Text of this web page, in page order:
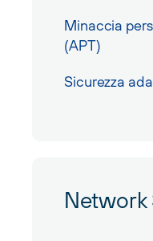
Minaccia
(APT)
Sicurezza